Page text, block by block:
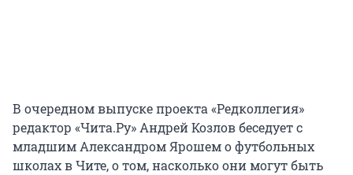
В очередном выпуске проекта «Редколлегия»
редактор «Чита.Ру» Андрей Козлов беседует с
младшим Александром Ярошем о футбольных
школах в Чите, о том, насколько они могут быть